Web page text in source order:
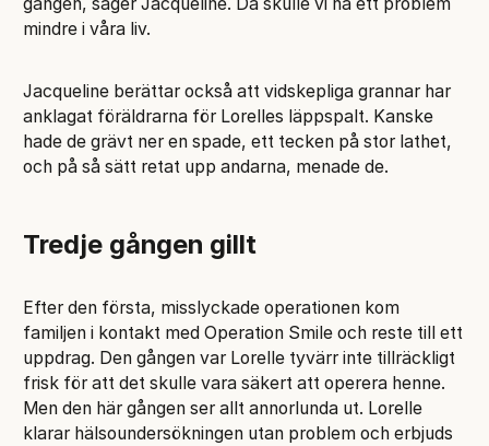
mindre i våra liv.
Jacqueline berättar också att vidskepliga grannar har
anklagat föräldrarna för Lorelles läppspalt. Kanske
hade de grävt ner en spade, ett tecken på stor lathet,
och på så sätt retat upp andarna, menade de.
Tredje gången gillt
Efter den första, misslyckade operationen kom
familjen i kontakt med Operation Smile och reste till ett
uppdrag. Den gången var Lorelle tyvärr inte tillräckligt
frisk för att det skulle vara säkert att operera henne.
Men den här gången ser allt annorlunda ut. Lorelle
klarar hälsoundersökningen utan problem och erbjuds